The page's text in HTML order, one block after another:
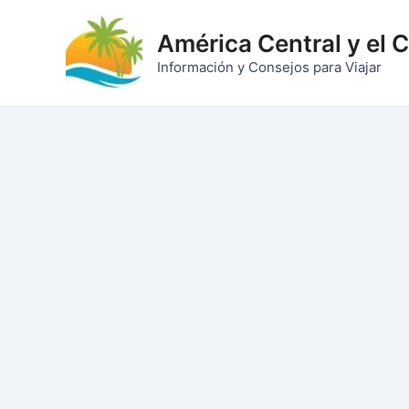
contenido
América Central y el
Información y Consejos para Viajar